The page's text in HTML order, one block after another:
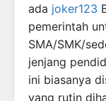
ada joker123
pemerintah
SMA/SMK/
jenjang
ini biasanya
yang rutin